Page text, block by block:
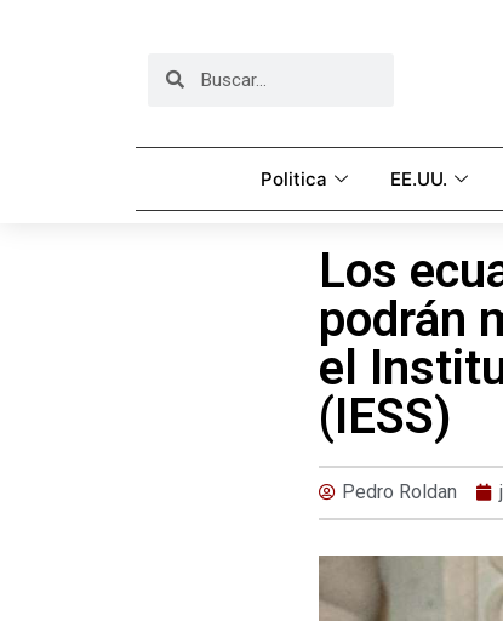
Politica EE.UU.
Los
podrán
el
(IESS)
Pedro Roldan